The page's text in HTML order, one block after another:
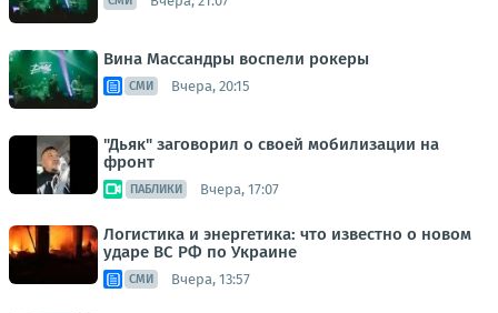
Вина Массандры воспели рокеры
СМИ Вчера, 20:15
"Дьяк" заговорил о своей мобилизации на
фронт
ПАБЛИКИ Вчера, 17:07
Логистика и энергетика: что известно о новом
ударе ВС РФ по Украине
СМИ Вчера, 13:57